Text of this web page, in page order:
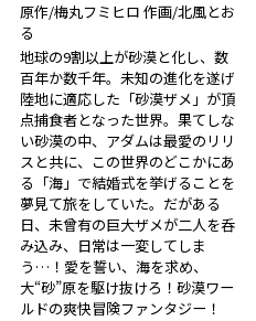
原作/梅丸フミヒロ 作画/北風とお
る
地球の9割以上が砂漠と化し、数
百年か数千年。未知の進化を遂げ
陸地に適応した「砂漠ザメ」が頂
点捕食者となった世界。果てしな
い砂漠の中、アダムは最愛のリリ
スと共に、この世界のどこかにあ
る「海」で結婚式を挙げることを
夢見て旅をしていた。だがある
日、未曾有の巨大ザメが二人を呑
み込み、日常は一変してしま
う…！愛を誓い、海を求め、
大“砂”原を駆け抜けろ！砂漠ワー
ルドの爽快冒険ファンタジー！